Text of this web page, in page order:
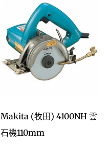
Makita (牧田) 4100NH 雲
石機110mm